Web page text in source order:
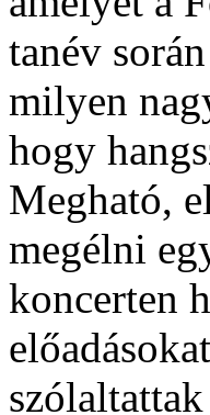
tanév
milyen
hogy
Megható,
megélni
koncerten